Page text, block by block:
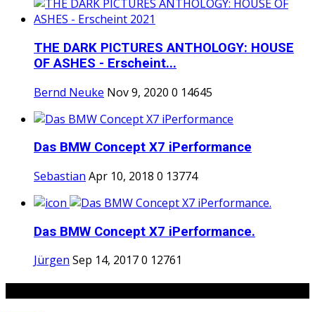
THE DARK PICTURES ANTHOLOGY: HOUSE
OF ASHES - Erscheint...
Bernd Neuke Nov 9, 2020 0 14645
Das BMW Concept X7 iPerformance
Sebastian Apr 10, 2018 0 13774
Das BMW Concept X7 iPerformance.
Jürgen Sep 14, 20170 12761